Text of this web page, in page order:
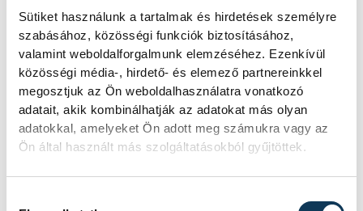
Sütiket használunk a tartalmak és hirdetések személyre
szabásához, közösségi funkciók biztosításához,
valamint weboldalforgalmunk elemzéséhez. Ezenkívül
közösségi média-, hirdető- és elemező partnereinkkel
megosztjuk az Ön weboldalhasználatra vonatkozó
adatait, akik kombinálhatják az adatokat más olyan
adatokkal, amelyeket Ön adott meg számukra vagy az
Ön által használt más szolgáltatásokból gyűjtöttek.
Múlt hét szombaton 2-1-es győzelmet
aratott a Veszprémi LS az Iváncsa elleni
osztályozó első mérkőzésén. A visszavágót
szombaton 15.00-kor rendezik az Erdész
utcai sporttelepen, a párharc győztese